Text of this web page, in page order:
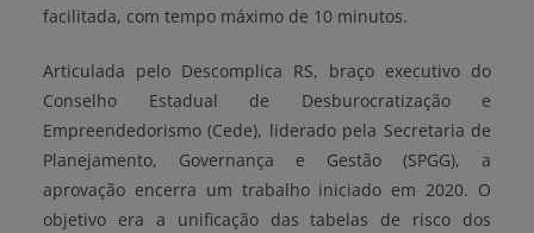
facilitada, com tempo máximo de 10 minutos.
Articulada pelo Descomplica RS, braço executivo do
Conselho Estadual de Desburocratização e
Empreendedorismo (Cede), liderado pela Secretaria de
Planejamento, Governança e Gestão (SPGG), a
aprovação encerra um trabalho iniciado em 2020. O
objetivo era a unificação das tabelas de risco dos